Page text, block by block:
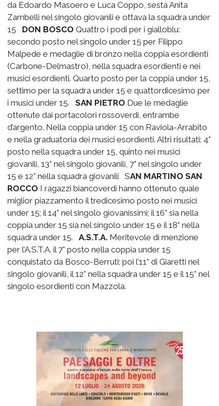
da Edoardo Masoero e Luca Coppo, sesta Anita
Zambelli nel singolo giovanili e ottava la squadra under
15 DON BOSCO Quattro i podi per i gialloblu:
secondo posto nel singolo under 15 per Filippo
Malpede e medaglie di bronzo nella coppia esordienti
(Carbone-Delmastro), nella squadra esordienti e nei
musici esordienti. Quarto posto per la coppia under 15,
settimo per la squadra under 15 e quattordicesimo per
i musici under 15. SAN PIETRO Due le medaglie
ottenute dai portacolori rossoverdi, entrambe
d’argento. Nella coppia under 15 con Raviola-Arrabito
e nella graduatoria dei musici esordienti. Altri risultati: 4°
posto nella squadra under 15, quinto nei musici
giovanili, 13° nel singolo giovanili, 7° nel singolo under
15 e 12° nella squadra giovanili SAN MARTINO SAN
ROCCO I ragazzi biancoverdi hanno ottenuto quale
miglior piazzamento il tredicesimo posto nei musici
under 15; il 14° nel singolo giovanissimi; il 16° sia nella
coppia under 15 sia nel singolo under 15 e il 18° nella
squadra under 15. A.S.T.A. Meritevole di menzione
per l’A.S.T.A. il 7° posto nella coppia under 15
conquistato da Bosco-Berruti; poi l’11° di Giaretti nel
singolo giovanili, il 12° nella squadra under 15 e il 15° nel
singolo esordienti con Mazzola.